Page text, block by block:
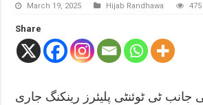
March 19, 2025 Hijab Randhawa
Share
ٹی ٹوئنٹی پلیئرز رینکنگ جاری